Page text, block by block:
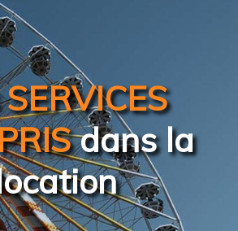
SERVICES
dans la